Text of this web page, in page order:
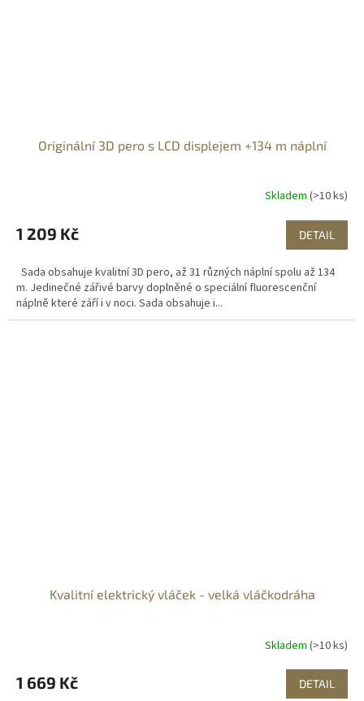
Originální 3D pero s LCD displejem +134 m náplní
Skladem (>10 ks)
1 209 Kč DETAIL
Sada obsahuje kvalitní 3D pero, až 31 různých náplní spolu až 134
m. Jedinečné zářivé barvy doplněné o speciální fluorescenční
náplně které září i v noci. Sada obsahuje i...
Kvalitní elektrický vláček - velká vláčkodráha
Skladem (>10 ks)
1 669 Kč DETAIL